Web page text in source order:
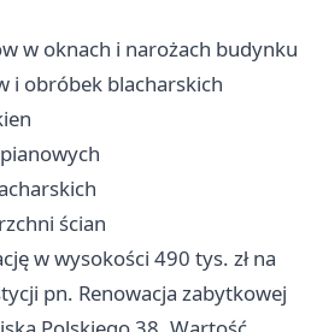
w oknach i narożach budynku
i obróbek blacharskich
ścian
w wysokości 490 tys. zł na
pn. Renowacja zabytkowej